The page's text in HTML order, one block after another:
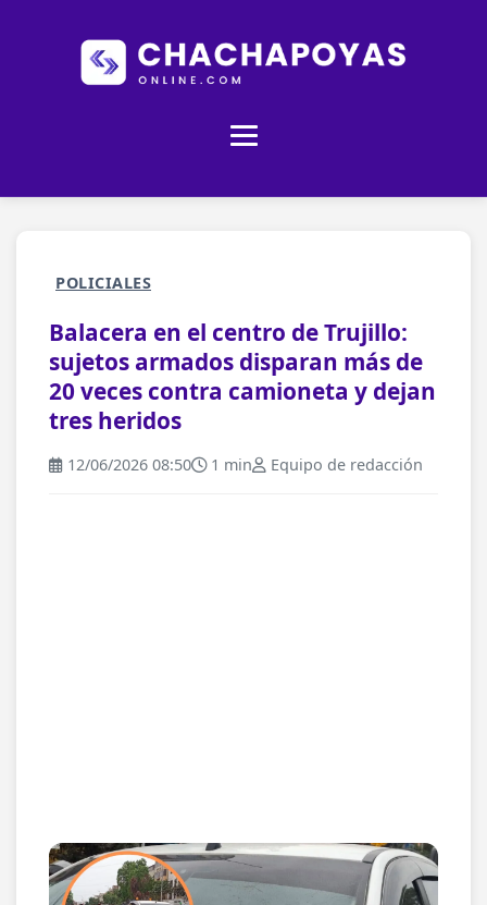
POLICIALES
Balacera en el centro de Trujillo:
sujetos armados disparan más de
20 veces contra camioneta y dejan
tres heridos
12/06/2026 08:50 1 min Equipo de redacción